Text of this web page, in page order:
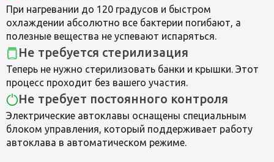
При нагревании до 120 градусов и быстром
охлаждении абсолютно все бактерии погибают, а
полезные вещества не успевают испаряться.
Не требуется стерилизация
Теперь не нужно стерилизовать банки и крышки. Этот
процесс проходит без вашего участия.
Не требует постоянного контроля
Электрические автоклавы оснащены специальным
блоком управления, который поддерживает работу
автоклава в автоматическом режиме.